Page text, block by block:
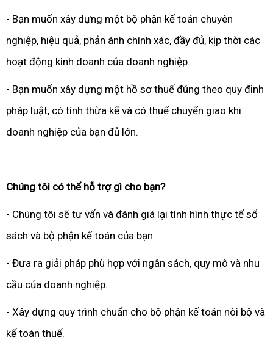
- Bạn muốn xây dựng một bộ phận kế toán chuyên
nghiệp, hiệu quả, phản ánh chính xác, đầy đủ, kịp thời các
hoạt động kinh doanh của doanh nghiệp.
- Bạn muốn xây dựng một hồ sơ thuế đúng theo quy đinh
pháp luật, có tính thừa kế và có thuể chuyển giao khi
doanh nghiệp của bạn đủ lớn.
Chúng tôi có thể hỗ trợ gì cho bạn?
- Chúng tôi sẽ tư vấn và đánh giá lại tình hình thực tế sổ
sách và bộ phận kế toán của bạn.
- Đưa ra giải pháp phù hợp với ngân sách, quy mô và nhu
cầu của doanh nghiệp.
- Xây dựng quy trình chuẩn cho bộ phận kế toán nôi bộ và
kế toán thuế.